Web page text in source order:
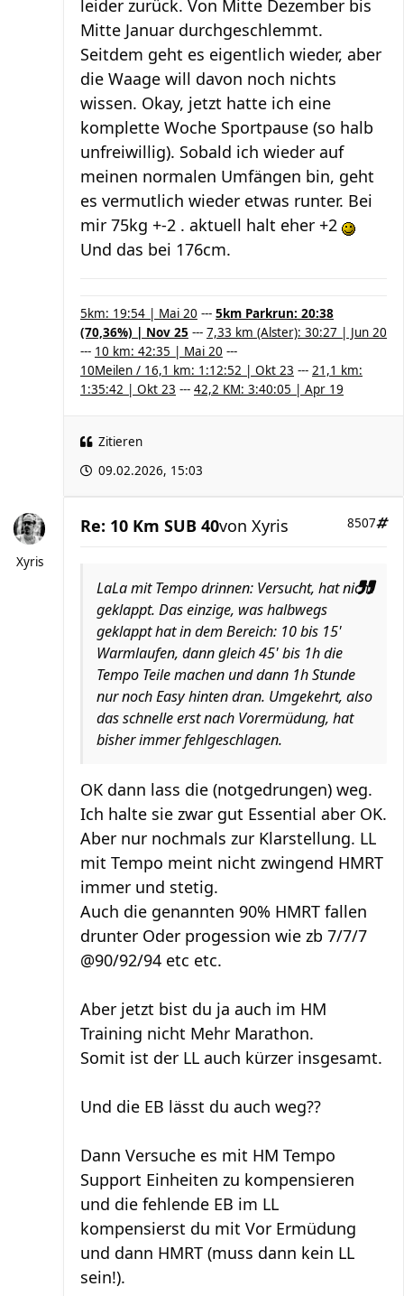
leider zurück. Von Mitte Dezember bis
Mitte Januar durchgeschlemmt.
Seitdem geht es eigentlich wieder, aber
die Waage will davon noch nichts
wissen. Okay, jetzt hatte ich eine
komplette Woche Sportpause (so halb
unfreiwillig). Sobald ich wieder auf
meinen normalen Umfängen bin, geht
es vermutlich wieder etwas runter. Bei
mir 75kg +-2 . aktuell halt eher +2
Und das bei 176cm.
5km: 19:54 | Mai 20 --- 5km Parkrun: 20:38
(70,36%) | Nov 25 --- 7,33 km (Alster): 30:27 | Jun 20
--- 10 km: 42:35 | Mai 20 ---
10Meilen / 16,1 km: 1:12:52 | Okt 23 --- 21,1 km:
1:35:42 | Okt 23 --- 42,2 KM: 3:40:05 | Apr 19
Zitieren
09.02.2026, 15:03
Xyris
Re: 10 Km SUB 40 8507
von Xyris
LaLa mit Tempo drinnen: Versucht, hat nicht
geklappt. Das einzige, was halbwegs
geklappt hat in dem Bereich: 10 bis 15'
Warmlaufen, dann gleich 45' bis 1h die
Tempo Teile machen und dann 1h Stunde
nur noch Easy hinten dran. Umgekehrt, also
das schnelle erst nach Vorermüdung, hat
bisher immer fehlgeschlagen.
OK dann lass die (notgedrungen) weg.
Ich halte sie zwar gut Essential aber OK.
Aber nur nochmals zur Klarstellung. LL
mit Tempo meint nicht zwingend HMRT
immer und stetig.
Auch die genannten 90% HMRT fallen
drunter Oder progession wie zb 7/7/7
@90/92/94 etc etc.
Aber jetzt bist du ja auch im HM
Training nicht Mehr Marathon.
Somit ist der LL auch kürzer insgesamt.
Und die EB lässt du auch weg??
Dann Versuche es mit HM Tempo
Support Einheiten zu kompensieren
und die fehlende EB im LL
kompensierst du mit Vor Ermüdung
und dann HMRT (muss dann kein LL
sein!).